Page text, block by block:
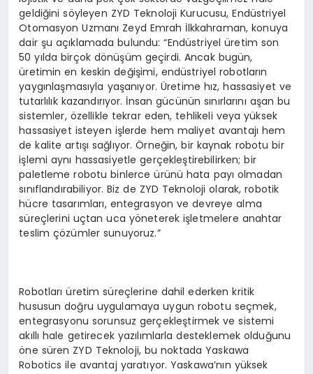
geldiğini söyleyen ZYD Teknoloji Kurucusu, Endüstriyel
Otomasyon Uzmanı Zeyd Emrah İlkkahraman, konuya
dair şu açıklamada bulundu: “Endüstriyel üretim son
50 yılda birçok dönüşüm geçirdi. Ancak bugün,
üretimin en keskin değişimi, endüstriyel robotların
yaygınlaşmasıyla yaşanıyor. Üretime hız, hassasiyet ve
tutarlılık kazandırıyor. İnsan gücünün sınırlarını aşan bu
sistemler, özellikle tekrar eden, tehlikeli veya yüksek
hassasiyet isteyen işlerde hem maliyet avantajı hem
de kalite artışı sağlıyor. Örneğin, bir kaynak robotu bir
işlemi aynı hassasiyetle gerçekleştirebilirken; bir
paletleme robotu binlerce ürünü hata payı olmadan
sınıflandırabiliyor. Biz de ZYD Teknoloji olarak, robotik
hücre tasarımları, entegrasyon ve devreye alma
süreçlerini uçtan uca yöneterek işletmelere anahtar
teslim çözümler sunuyoruz.”
Robotları üretim süreçlerine dahil ederken kritik
hususun doğru uygulamaya uygun robotu seçmek,
entegrasyonu sorunsuz gerçekleştirmek ve sistemi
akıllı hale getirecek yazılımlarla desteklemek olduğunu
öne süren ZYD Teknoloji, bu noktada Yaskawa
Robotics ile avantaj yaratıyor. Yaskawa’nın yüksek